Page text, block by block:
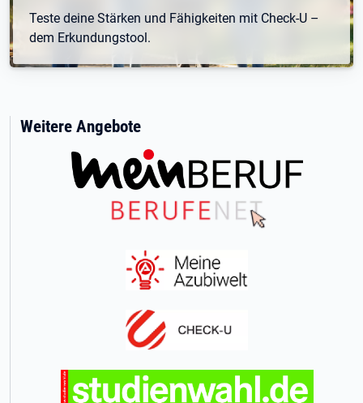
Teste deine Stärken und Fähigkeiten mit Check-U –
dem Erkundungstool.
Weitere Angebote